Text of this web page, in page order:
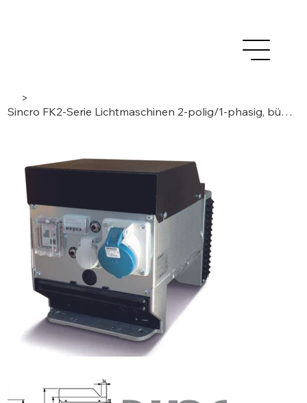
>
Sincro FK2-Serie Lichtmaschinen 2-polig/1-phasig, bürstenlos/Kondensator